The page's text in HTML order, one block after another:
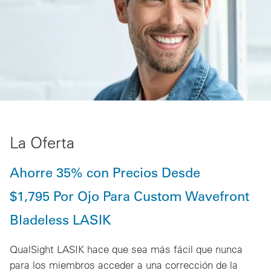
La Oferta
Ahorre 35% con Precios Desde
$1,795 Por Ojo Para Custom Wavefront
Bladeless LASIK
QualSight LASIK hace que sea más fácil que nunca
para los miembros acceder a una corrección de la